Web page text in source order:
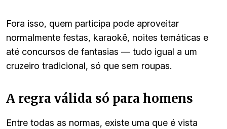
Fora isso, quem participa pode aproveitar
normalmente festas, karaokê, noites temáticas e
até concursos de fantasias — tudo igual a um
cruzeiro tradicional, só que sem roupas.
A regra válida só para homens
Entre todas as normas, existe uma que é vista